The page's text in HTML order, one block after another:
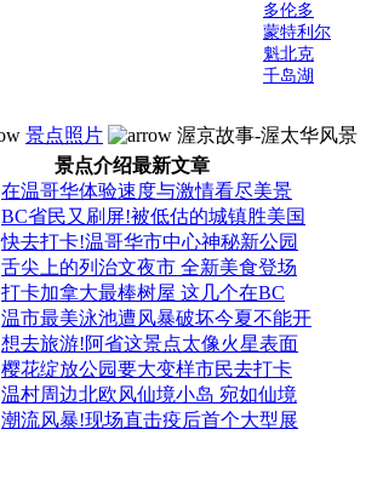
多伦多
蒙特利尔
魁北克
千岛湖
景点照片 渥京故事-渥太华风景
景点介绍最新文章
在温哥华体验速度与激情看尽美景
BC省民又刷屏!被低估的城镇胜美国
快去打卡!温哥华市中心神秘新公园
舌尖上的列治文夜市 全新美食登场
打卡加拿大最棒树屋 这几个在BC
温市最美泳池遭风暴破坏今夏不能开
想去旅游!阿省这景点太像火星表面
樱花绽放公园要大变样市民去打卡
温村周边北欧风仙境小岛 宛如仙境
潮流风暴!现场直击疫后首个大型展